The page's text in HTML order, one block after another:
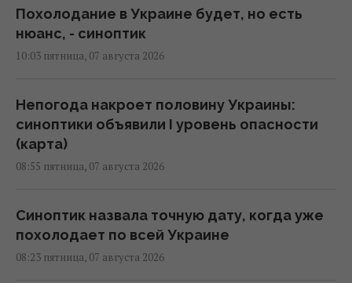
Похолодание в Украине будет, но есть
нюанс, - синоптик
10:03 пятница, 07 августа 2026
Непогода накроет половину Украины:
синоптики объявили I уровень опасности
(карта)
08:55 пятница, 07 августа 2026
Синоптик назвала точную дату, когда уже
похолодает по всей Украине
08:23 пятница, 07 августа 2026